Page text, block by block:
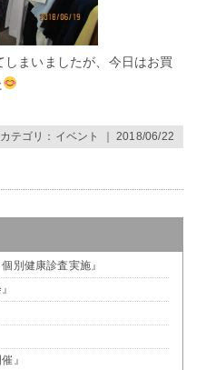
まいましたが、今日はお買
カテゴリ： イベント ｜ 2018/06/22
別健康診査実施』
』